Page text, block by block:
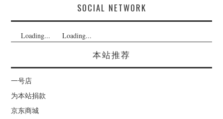
SOCIAL NETWORK
Loading... Loading...
本站推荐
一号店
为本站捐款
京东商城